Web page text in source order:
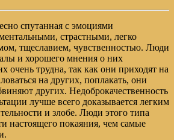
спутанная с эмоциями
страстными, легко
тщеславием, чувственностью. Люди
и хорошего мнения о них
очень трудна, так как они приходят на
на других, поплакать, они
других. Недоброкачественность
лучше всего доказывается легким
и злобе. Люди этого типа
настоящего покаяния, чем самые